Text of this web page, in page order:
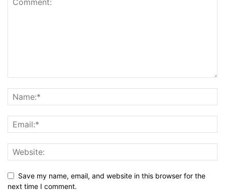
Save my name, email, and website in this browser for the
next time I comment.